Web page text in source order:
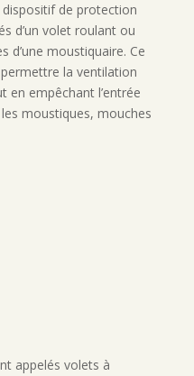
de protection
d’un volet roulant ou
d’une moustiquaire. Ce
la ventilation
en empêchant l’entrée
moustiques, mouches
appelés volets à